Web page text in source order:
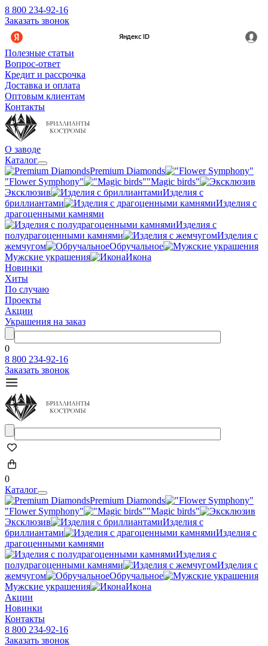
8 800 234-92-16
Заказать звонок
Полезные статьи
Вопрос-ответ
Кредит и рассрочка
Доставка и оплата
Оптовым клиентам
Контакты
О заводе
Каталог
Premium Diamonds
"Flower Symphony"
"Magic birds"
Эксклюзив
Изделия с
бриллиантами
Изделия с
драгоценными камнями
Изделия с
полудрагоценными камнями
Изделия с
жемчугом
Обручальное
Мужские украшения
Икона
Новинки
Хиты
По случаю
Проекты
Акции
Украшения на заказ
0
8 800 234-92-16
Заказать звонок
0
Каталог
Premium Diamonds
"Flower Symphony"
"Magic birds"
Эксклюзив
Изделия с
бриллиантами
Изделия с
драгоценными камнями
Изделия с
полудрагоценными камнями
Изделия с
жемчугом
Обручальное
Мужские украшения
Икона
Акции
Новинки
Контакты
8 800 234-92-16
Заказать звонок